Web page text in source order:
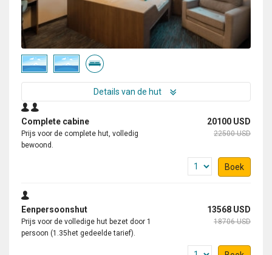
Details van de hut
Complete cabine 20100 USD
Prijs voor de complete hut, volledig
bewoond.
22500 USD
Boek
Eenpersoonshut 13568 USD
Prijs voor de volledige hut bezet door 1
persoon (1.35het gedeelde tarief).
18706 USD